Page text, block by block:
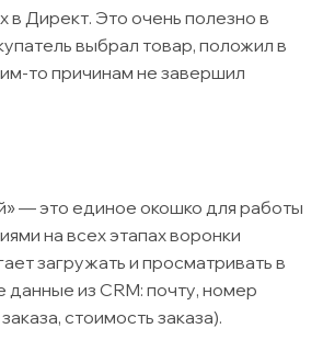
Директ. Это очень полезно в
выбрал товар, положил в
то причинам не завершил
— это единое окошко для работы
на всех этапах воронки
загружать и просматривать в
из CRM: почту, номер
стоимость заказа).